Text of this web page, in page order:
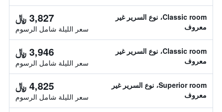
Classic room، نوع السرير غير
معروف
3,827 ﷼
سعر الليلة شامل الرسوم
Classic room، نوع السرير غير
معروف
3,946 ﷼
سعر الليلة شامل الرسوم
Superior room، نوع السرير غير
معروف
4,825 ﷼
سعر الليلة شامل الرسوم